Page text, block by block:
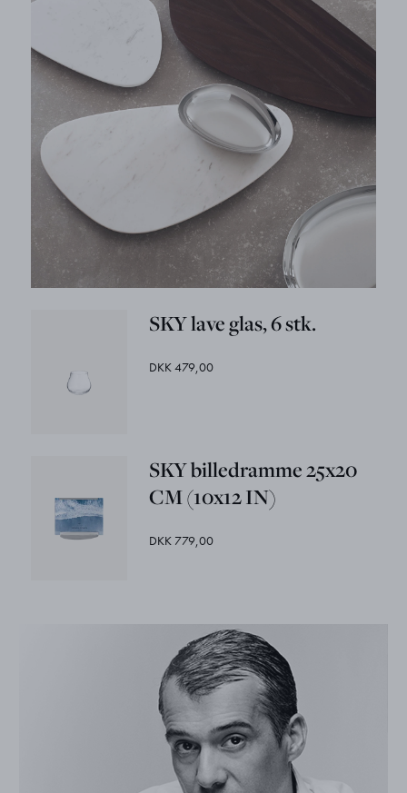
SKY lave glas, 6 stk.
DKK 479,00
SKY billedramme 25x20
CM (10x12 IN)
DKK 779,00